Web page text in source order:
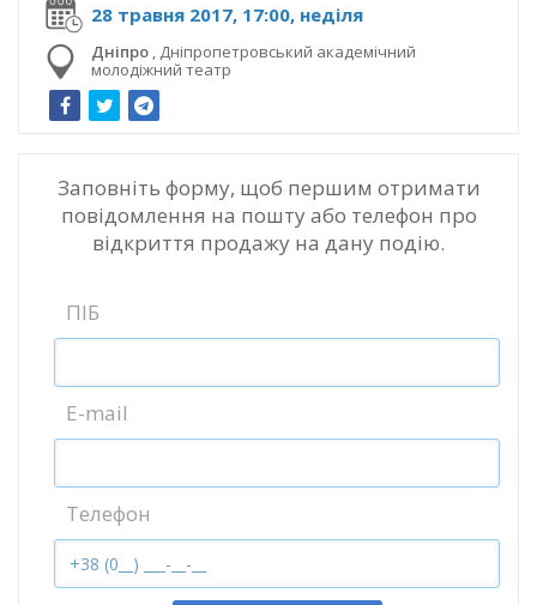
28 травня 2017, 17:00, неділя
Дніпро , Дніпропетровський академічний
молодіжний театр
Заповніть форму, щоб першим отримати
повідомлення на пошту або телефон про
відкриття продажу на дану подію.
ПІБ
E-mail
Телефон